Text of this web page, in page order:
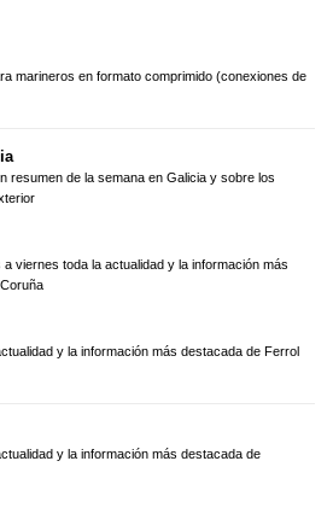
marineros en formato comprimido (conexiones de
resumen de la semana en Galicia y sobre los
a viernes toda la actualidad y la información más
y la información más destacada de Ferrol
y la información más destacada de